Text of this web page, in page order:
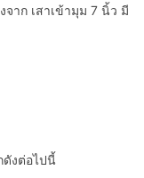
าก เสาเข้ามุม 7 นิ้ว มี
ดังต่อไปนี้